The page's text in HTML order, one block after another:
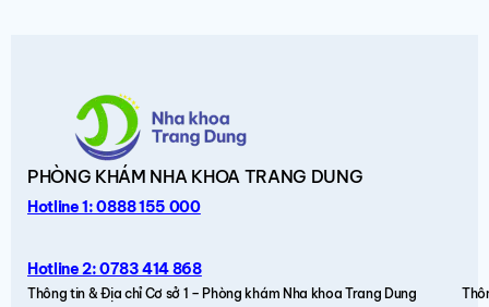
PHÒNG KHÁM NHA KHOA TRANG DUNG
Hotline 1: 0888 155 000
Hotline 2: 0783 414 868
Thông tin & Địa chỉ Cơ sở 1 – Phòng khám Nha khoa Trang Dung